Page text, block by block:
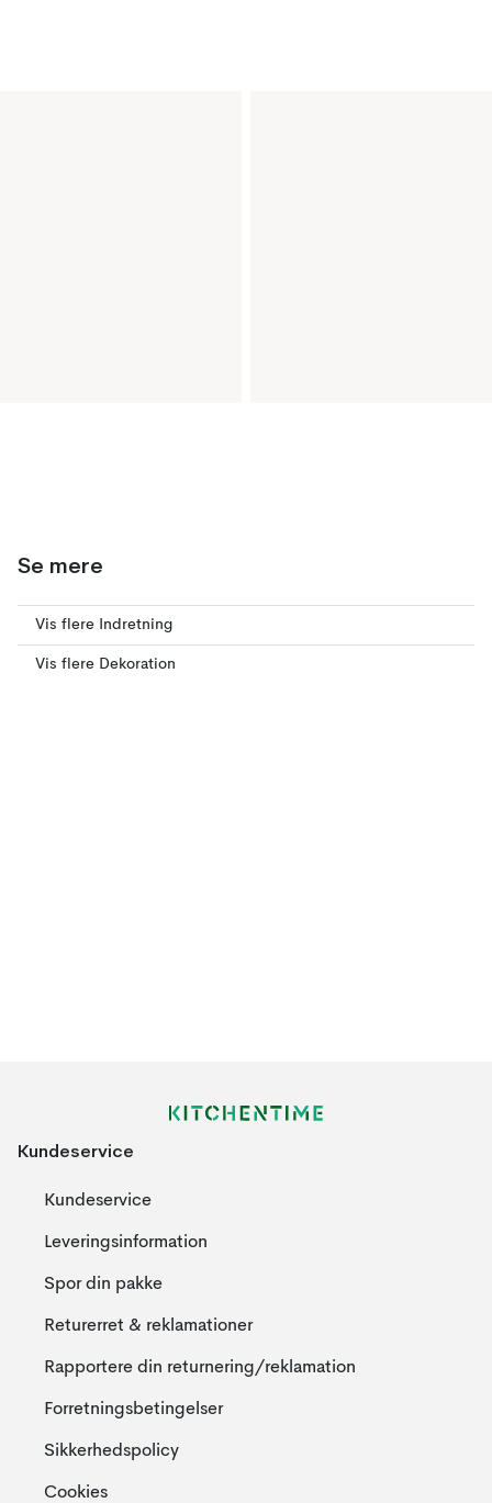
Se mere
Vis flere Indretning
Vis flere Dekoration
Kundeservice
Kundeservice
Leveringsinformation
Spor din pakke
Returerret & reklamationer
Rapportere din returnering/reklamation
Forretningsbetingelser
Sikkerhedspolicy
Cookies